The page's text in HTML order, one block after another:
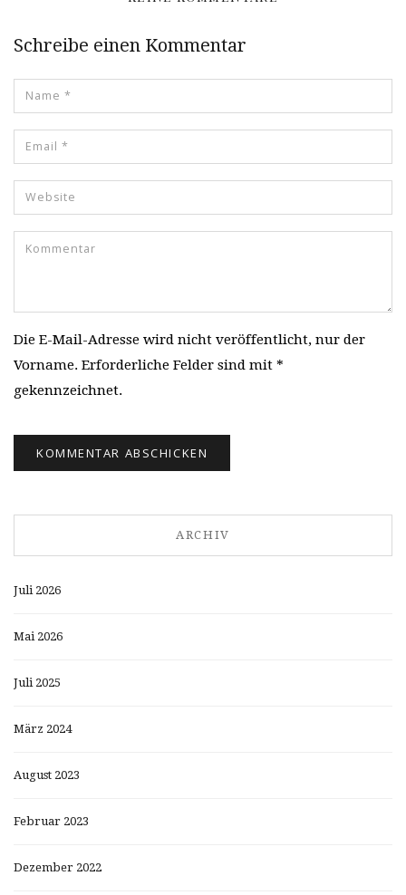
Schreibe einen Kommentar
Die E-Mail-Adresse wird nicht veröffentlicht, nur der
Vorname. Erforderliche Felder sind mit *
gekennzeichnet.
ARCHIV
Juli 2026
Mai 2026
Juli 2025
März 2024
August 2023
Februar 2023
Dezember 2022